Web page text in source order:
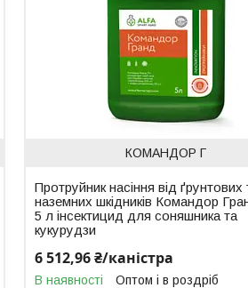
КОМАНДОР Г
Протруйник насіння від ґрунтових
наземних шкідників Командор
5 л інсектицид для соняшника та
кукурудзи
6 512,96 ₴/каністра
В наявності Оптом і в роздріб